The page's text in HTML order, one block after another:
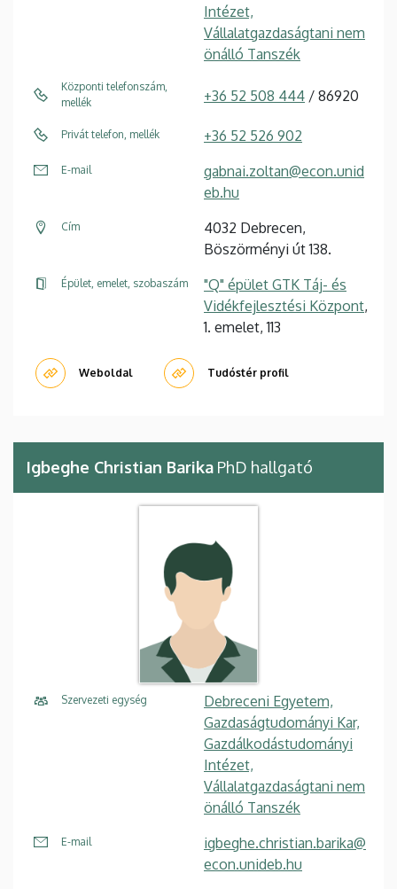
Intézet,
Vállalatgazdaságtani nem
önálló Tanszék
Központi telefonszám,
mellék
+36 52 508 444 / 86920
Privát telefon, mellék +36 52 526 902
E-mail
gabnai.zoltan@econ.unid
eb.hu
Cím
4032 Debrecen,
Böszörményi út 138.
Épület, emelet, szobaszám
"Q" épület GTK Táj- és
Vidékfejlesztési Központ,
1. emelet, 113
Weboldal Tudóstér profil
Igbeghe Christian Barika PhD hallgató
Szervezeti egység
Debreceni Egyetem,
Gazdaságtudományi Kar,
Gazdálkodástudományi
Intézet,
Vállalatgazdaságtani nem
önálló Tanszék
E-mail
igbeghe.christian.barika@
econ.unideb.hu